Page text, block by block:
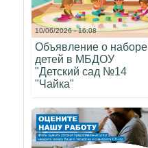
10/06/2026 - 16:08
Объявление о наборе
детей в МБДОУ
"Детский сад №14
"Чайка"